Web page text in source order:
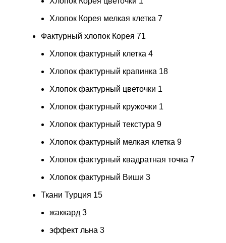
Хлопок Корея мелкая клетка 7
Фактурный хлопок Корея 71
Хлопок фактурный клетка 4
Хлопок фактурный крапинка 18
Хлопок фактурный цветочки 1
Хлопок фактурный кружочки 1
Хлопок фактурный текстура 9
Хлопок фактурный мелкая клетка 9
Хлопок фактурный квадратная точка 7
Хлопок фактурный Виши 3
Ткани Турция 15
жаккард 3
эффект льна 3